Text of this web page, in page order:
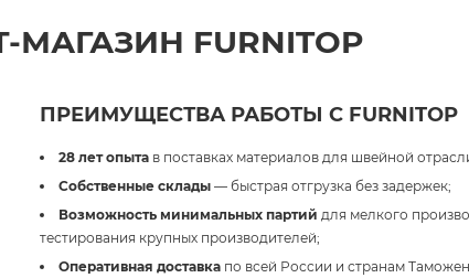
FURNITOP
ПРЕИМУЩЕСТВА РАБОТЫ С FURNITOP
28 лет опытав поставках материалов для швейной
Собственные склады— быстрая отгрузка без задержек;
Возможность минимальных партий для мелкого
тестирования крупных производителей;
Оперативная доставкапо всей России и странам